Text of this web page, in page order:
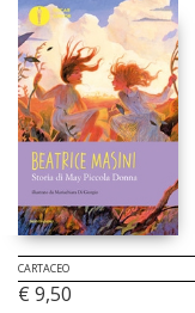
CARTACEO
€ 9,50